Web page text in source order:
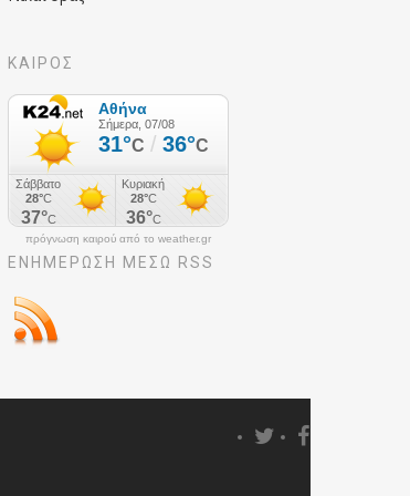
ΚΑΙΡΟΣ
πρόγνωση καιρού από το weather.gr
ΕΝΗΜΈΡΩΣΉ ΜΕΣΩ RSS